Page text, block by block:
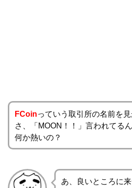
FCoinっていう取引所の名前を
さ、「MOON！！」言われてる
何か熱いの？
あ、良いところに来